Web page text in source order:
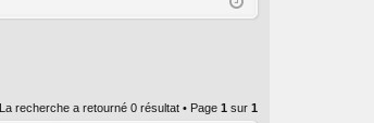
La recherche a retourné 0 résultat • Page 1 sur 1